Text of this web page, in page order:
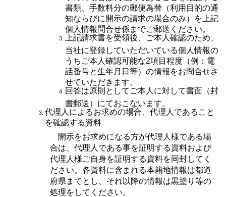
書類、手数料分の郵便為替（利用目的の通
知ならびに開示の請求の場合のみ）を上記
個人情報問合せ係までご郵送ください。
上記請求書を受領後、ご本人確認のため、
当社に登録していただいている個人情報の
うちご本人確認可能な2項目程度（例：電
話番号と生年月日等）の情報をお問合せさ
せていただきます。
回答は原則としてご本人に対して書面（封
書郵送）にておこないます。
代理人によるお求めの場合、代理人であること
を確認する資料
開示をお求めになる方が代理人様である場
合は、代理人である事を証明する資料および
代理人様ご自身を証明する資料を同封してく
ださい。各資料に含まれる本籍地情報は都道
府県までとし、それ以降の情報は黒塗り等の
処理をしてください。